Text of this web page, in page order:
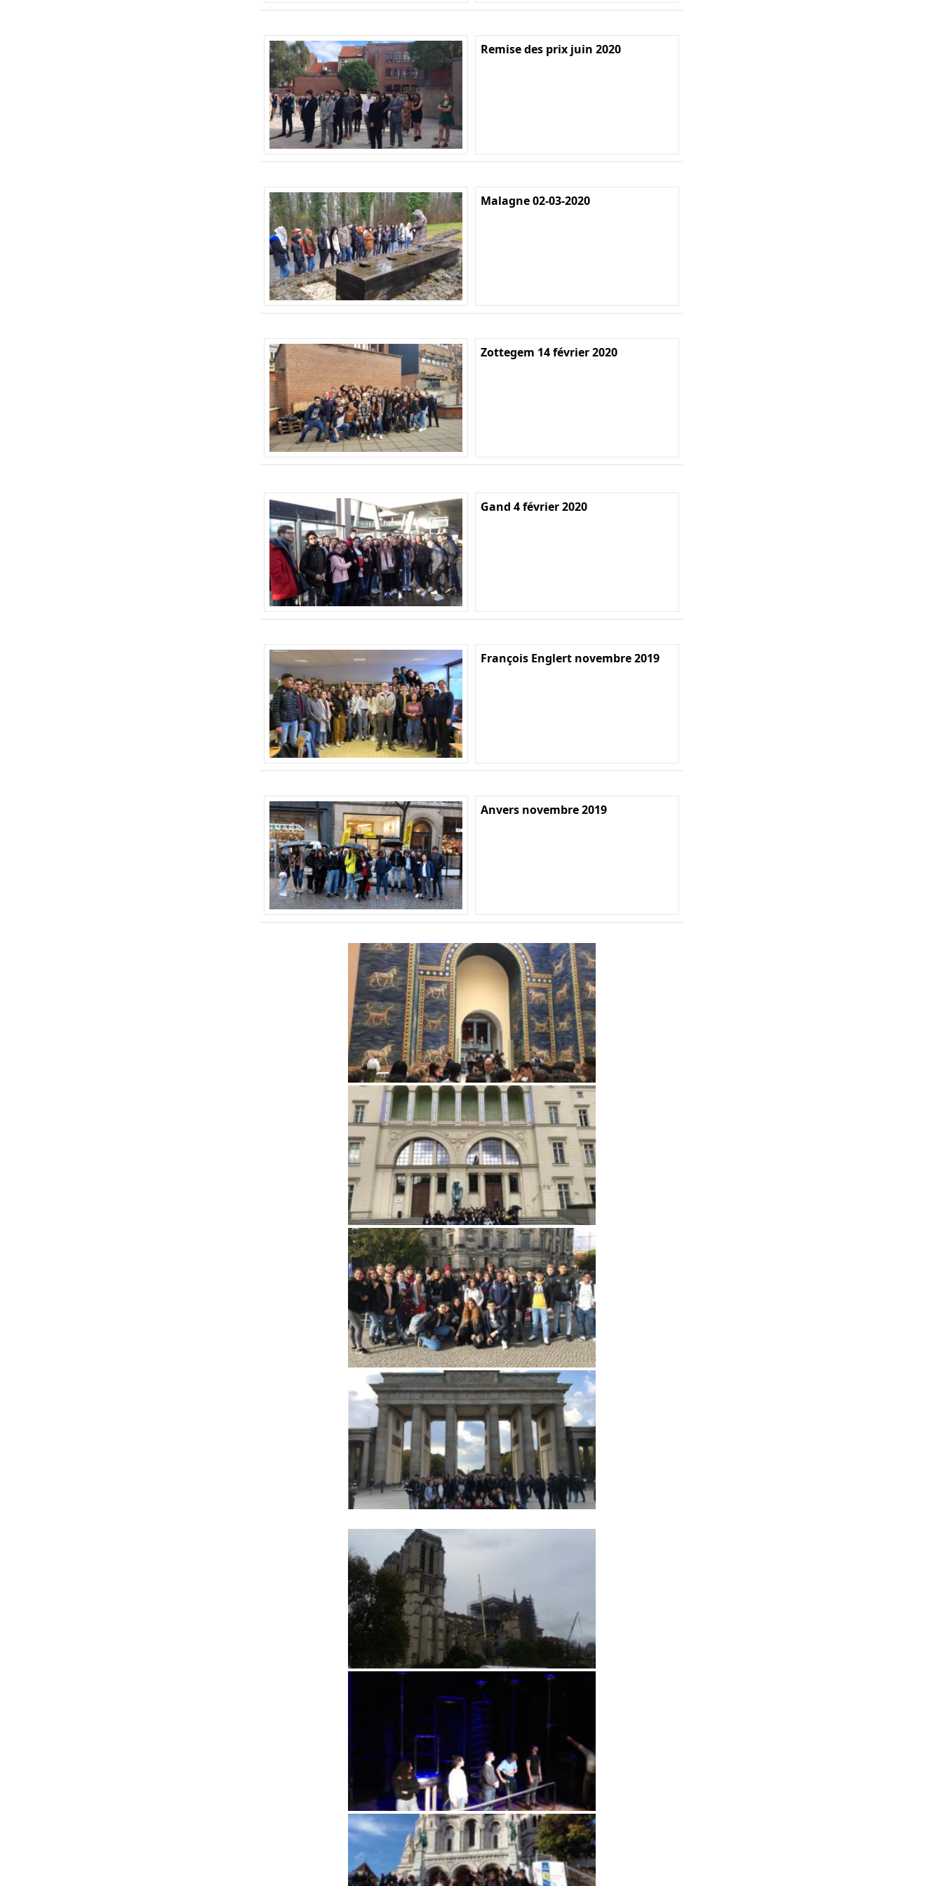
Remise des prix juin 2020
Malagne 02-03-2020
Zottegem 14 février 2020
Gand 4 février 2020
François Englert novembre 2019
Anvers novembre 2019